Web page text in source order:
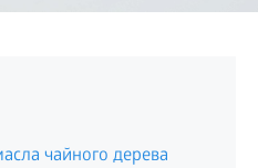
чайного дерева